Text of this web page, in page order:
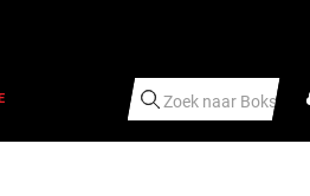
Zoek naar B|